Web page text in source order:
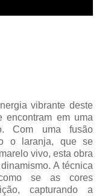
vibrante deste
encontram em uma
Com uma fusão
o laranja, que se
vivo, esta obra
A técnica
se as cores
capturando a